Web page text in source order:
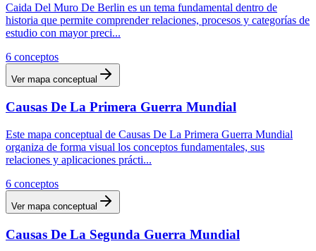
Caida Del Muro De Berlin es un tema fundamental dentro de
historia que permite comprender relaciones, procesos y categorías de
estudio con mayor preci...
6 conceptos
Ver mapa conceptual
Causas De La Primera Guerra Mundial
Este mapa conceptual de Causas De La Primera Guerra Mundial
organiza de forma visual los conceptos fundamentales, sus
relaciones y aplicaciones prácti...
6 conceptos
Ver mapa conceptual
Causas De La Segunda Guerra Mundial